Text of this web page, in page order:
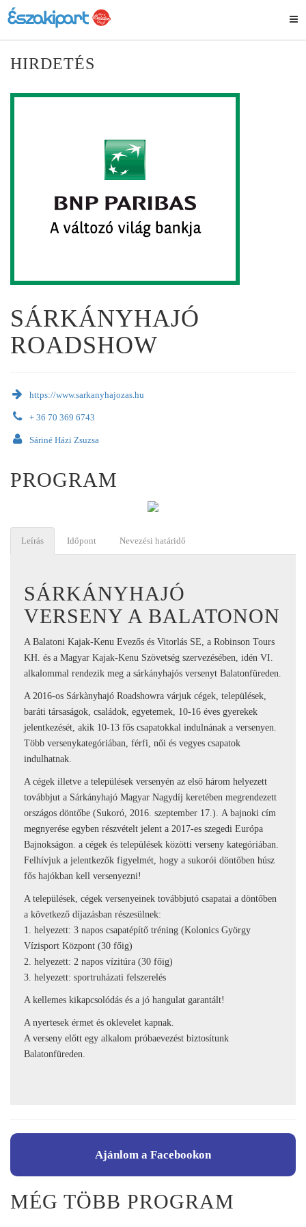
HIRDETÉS
SÁRKÁNYHAJÓ
ROADSHOW
https://www.sarkanyhajozas.hu
+ 36 70 369 6743
Sáriné Házi Zsuzsa
PROGRAM
Leírás Időpont Nevezési határidő
SÁRKÁNYHAJÓ
VERSENY A BALATONON
A Balatoni Kajak-Kenu Evezős és Vitorlás SE, a Robinson Tours
KH. és a Magyar Kajak-Kenu Szövetség szervezésében, idén VI.
alkalommal rendezik meg a sárkányhajós versenyt Balatonfüreden.
A 2016-os Sárkànyhajó Roadshowra várjuk cégek, települések,
baráti társaságok, családok, egyetemek, 10-16 éves gyerekek
jelentkezését, akik 10-13 fős csapatokkal indulnának a versenyen.
Több versenykategóriában, férfi, női és vegyes csapatok
indulhatnak.
A cégek illetve a települések versenyén az első három helyezett
továbbjut a Sárkányhajó Magyar Nagydíj keretében megrendezett
országos döntőbe (Sukoró, 2016. szeptember 17.). A bajnoki cím
megnyerése egyben részvételt jelent a 2017-es szegedi Európa
Bajnokságon. a cégek és települések közötti verseny kategóriában.
Felhívjuk a jelentkezők figyelmét, hogy a sukorói döntőben húsz
fős hajókban kell versenyezni!
A települések, cégek versenyeinek továbbjutó csapatai a döntőben
a következő díjazásban részesülnek:
1. helyezett: 3 napos csapatépítő tréning (Kolonics György
Vízisport Központ (30 főig)
2. helyezett: 2 napos vízitúra (30 főig)
3. helyezett: sportruházati felszerelés
A kellemes kikapcsolódás és a jó hangulat garantált!
A nyertesek érmet és oklevelet kapnak.
A verseny előtt egy alkalom próbaevezést biztosítunk
Balatonfüreden.
Ajánlom a Facebookon
MÉG TÖBB PROGRAM